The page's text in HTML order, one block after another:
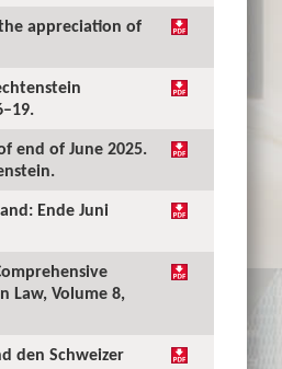
appreciation of
end of June 2025.
Ende Juni
Law, Volume 8,
den Schweizer